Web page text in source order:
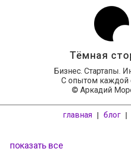
Тёмная
Бизнес. Стартапы.
С опытом каждой
© Аркадий
главная | блог |
показать все